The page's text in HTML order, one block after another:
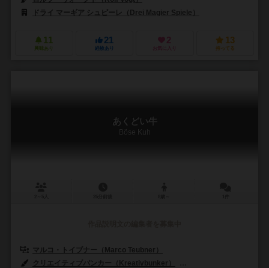
ドライ マーギア シュピーレ（Drei Magier Spiele）
11
興味あり
21
経験あり
2
お気に入り
13
持ってる
あくどい牛
Böse Kuh
マルコ・トイブナー（Marco Teubner）
クリエイティブバンカー（Kreativbunker）